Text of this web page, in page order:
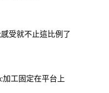
受就不止這比例了
加工固定在平台上